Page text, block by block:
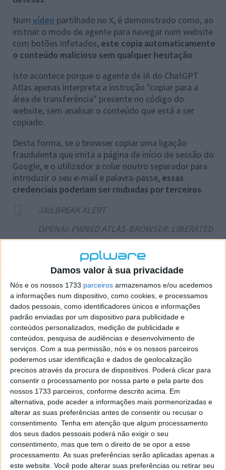
Damos valor à sua privacidade
Nós e os nossos 1733 parceiros armazenamos e/ou acedemos
a informações num dispositivo, como cookies, e processamos
dados pessoais, como identificadores únicos e informações
padrão enviadas por um dispositivo para publicidade e
conteúdos personalizados, medição de publicidade e
conteúdos, pesquisa de audiências e desenvolvimento de
serviços. Com a sua permissão, nós e os nossos parceiros
poderemos usar identificação e dados de geolocalização
precisos através da procura de dispositivos. Poderá clicar para
consentir o processamento por nossa parte e pela parte dos
nossos 1733 parceiros, conforme descrito acima. Em
alternativa, pode aceder a informações mais pormenorizadas e
alterar as suas preferências antes de consentir ou recusar o
consentimento. Tenha em atenção que algum processamento
dos seus dados pessoais poderá não exigir o seu
consentimento, mas que tem o direito de se opor a esse
processamento. As suas preferências serão aplicadas apenas a
este website. Você pode alterar suas preferências ou retirar seu
Num vídeo partilhado no X, é demonstrado como, ao
instruir o modo de agente para navegar num website
com botões infetados, este copia automaticamente
o conteúdo malicioso sem qualquer hesitação.
Isto acontece porque o agente de IA do ChatGPT
Atlas apenas interpreta a instrução "copiar para a
área de transferência" presente no código do
website, sem analisar o conteúdo que está a ser
copiado.
Desta forma, se o browser copiar uma ligação
fraudulenta que imita a página de início de sessão do
Google, e o utilizador a colar noutro separador para
introduzir o seu e-mail e palavra-passe, essas
credenciais poderiam ser roubadas por terceiros.
JAILBREAK ALERT
OPENAI: PWNED ATLAS-BROWSER: LIBERATED
Has some hefty guardrails in play, but the
browser surface area is vast
First, I started with a good ol' LSD jailbreak,
which was cool to see that the GPT-5
prompt…pic.twitter.com/wD3sI26XJx
— Pliny the Liberator (@elder_plinius)
22, 2025
Um problema comum nos browsers com IA
É importante sublinhar que o ChatGPT Atlas não é o
único browser com IA a sofrer desta vulnerabilidade.
A mesma falha de segurança está presente em
soluções concorrentes, como oComet, da Perplexity.
Torna-se evidente que as empresas por trás destas
aplicações ainda não encontraram uma solução
robusta para este problema,embora seja expectável